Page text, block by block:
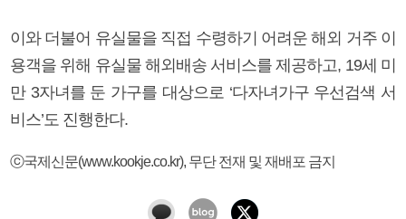
이와 더불어 유실물을 직접 수령하기 어려운 해외 거주 이
용객을 위해 유실물 해외배송 서비스를 제공하고, 19세 미
만 3자녀를 둔 가구를 대상으로 ‘다자녀가구 우선검색 서
비스’도 진행한다.
ⓒ국제신문(www.kookje.co.kr), 무단 전재 및 재배포 금지